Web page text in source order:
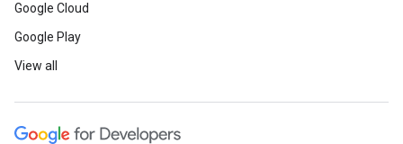
Google Cloud
Google Play
View all